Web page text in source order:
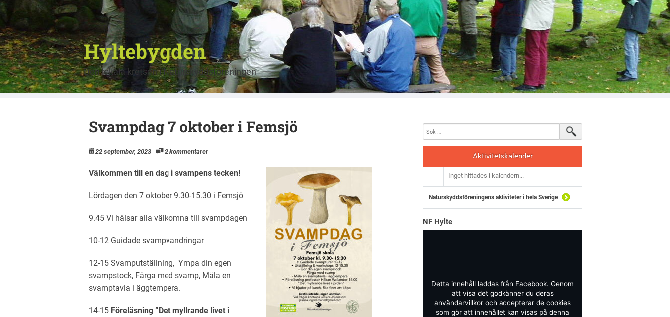
Hyltebygden
Den lokala kretsen i Naturskyddsföreningen
Svampdag 7 oktober i Femsjö
22 september, 2023 2 kommentarer
Välkommen till en dag i svampens tecken!
Lördagen den 7 oktober 9.30-15.30 i Femsjö
9.45 Vi hälsar alla välkomna till svampdagen
10-12 Guidade svampvandringar
12-15 Svamputställning, Ympa din egen
svampstock, Färga med svamp, Måla en
svamptavla i äggtempera.
14-15 Föreläsning ”Det myllrande livet i
Aktivitetskalender
Inget hittades i kalendern...
Naturskyddsföreningens aktiviteter i hela Sverige
NF Hylte
Detta innehåll laddas från Facebook. Genom
att visa det godkänner du deras
användarvillkor och accepterar de cookies
som gör att innehållet kan visas på denna